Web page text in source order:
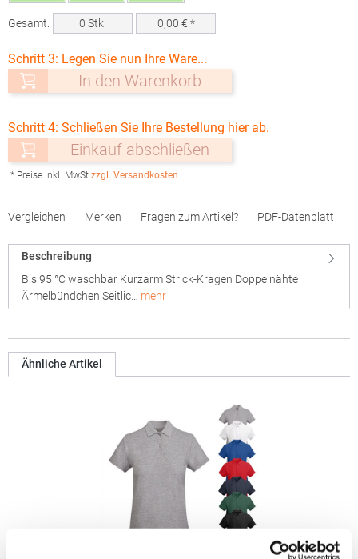
Gesamt: 0 Stk. 0,00 € *
Schritt 3: Legen Sie nun Ihre Ware...
In den Warenkorb
Schritt 4: Schließen Sie Ihre Bestellung hier ab.
Einkauf abschließen
* Preise inkl. MwSt.zzgl. Versandkosten
Vergleichen Merken Fragen zum Artikel? PDF-Datenblatt
Beschreibung
Bis 95 °C waschbar Kurzarm Strick-Kragen Doppelnähte
Ärmelbündchen Seitlic… mehr
Ähnliche Artikel